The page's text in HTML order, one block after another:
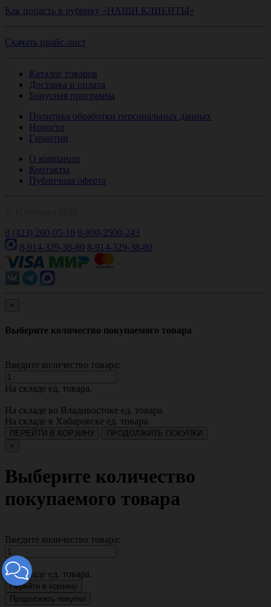
Как попасть в рубрику «НАШИ КЛИЕНТЫ»
Скачать прайс-лист
Каталог товаров
Доставка и оплата
Бонусная программа
Политика обработки персональных данных
Новости
Гарантии
О компании
Контакты
Публичная оферта
8 (423) 260-05-10 8-800-2500-243
8-914-329-38-80 8-914-329-38-80
×
Выберите количество покупаемого товара
Введите количество товара:
На складе ед. товара.
На складе во Владивостоке ед. товара.
На складе в Хабаровске ед. товара.
ПЕРЕЙТИ В КОРЗИНУ
ПРОДОЛЖИТЬ ПОКУПКИ
×
Выберите количество
покупаемого товара
Введите количество товара:
На складе ед. товара.
Перейти в корзину
Продолжить покупки